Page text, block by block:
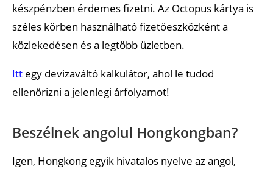
készpénzben érdemes fizetni. Az Octopus kártya is
széles körben használható fizetőeszközként a
közlekedésen és a legtöbb üzletben.
Itt egy devizaváltó kalkulátor, ahol le tudod
ellenőrizni a jelenlegi árfolyamot!
Beszélnek angolul Hongkongban?
Igen, Hongkong egyik hivatalos nyelve az angol,